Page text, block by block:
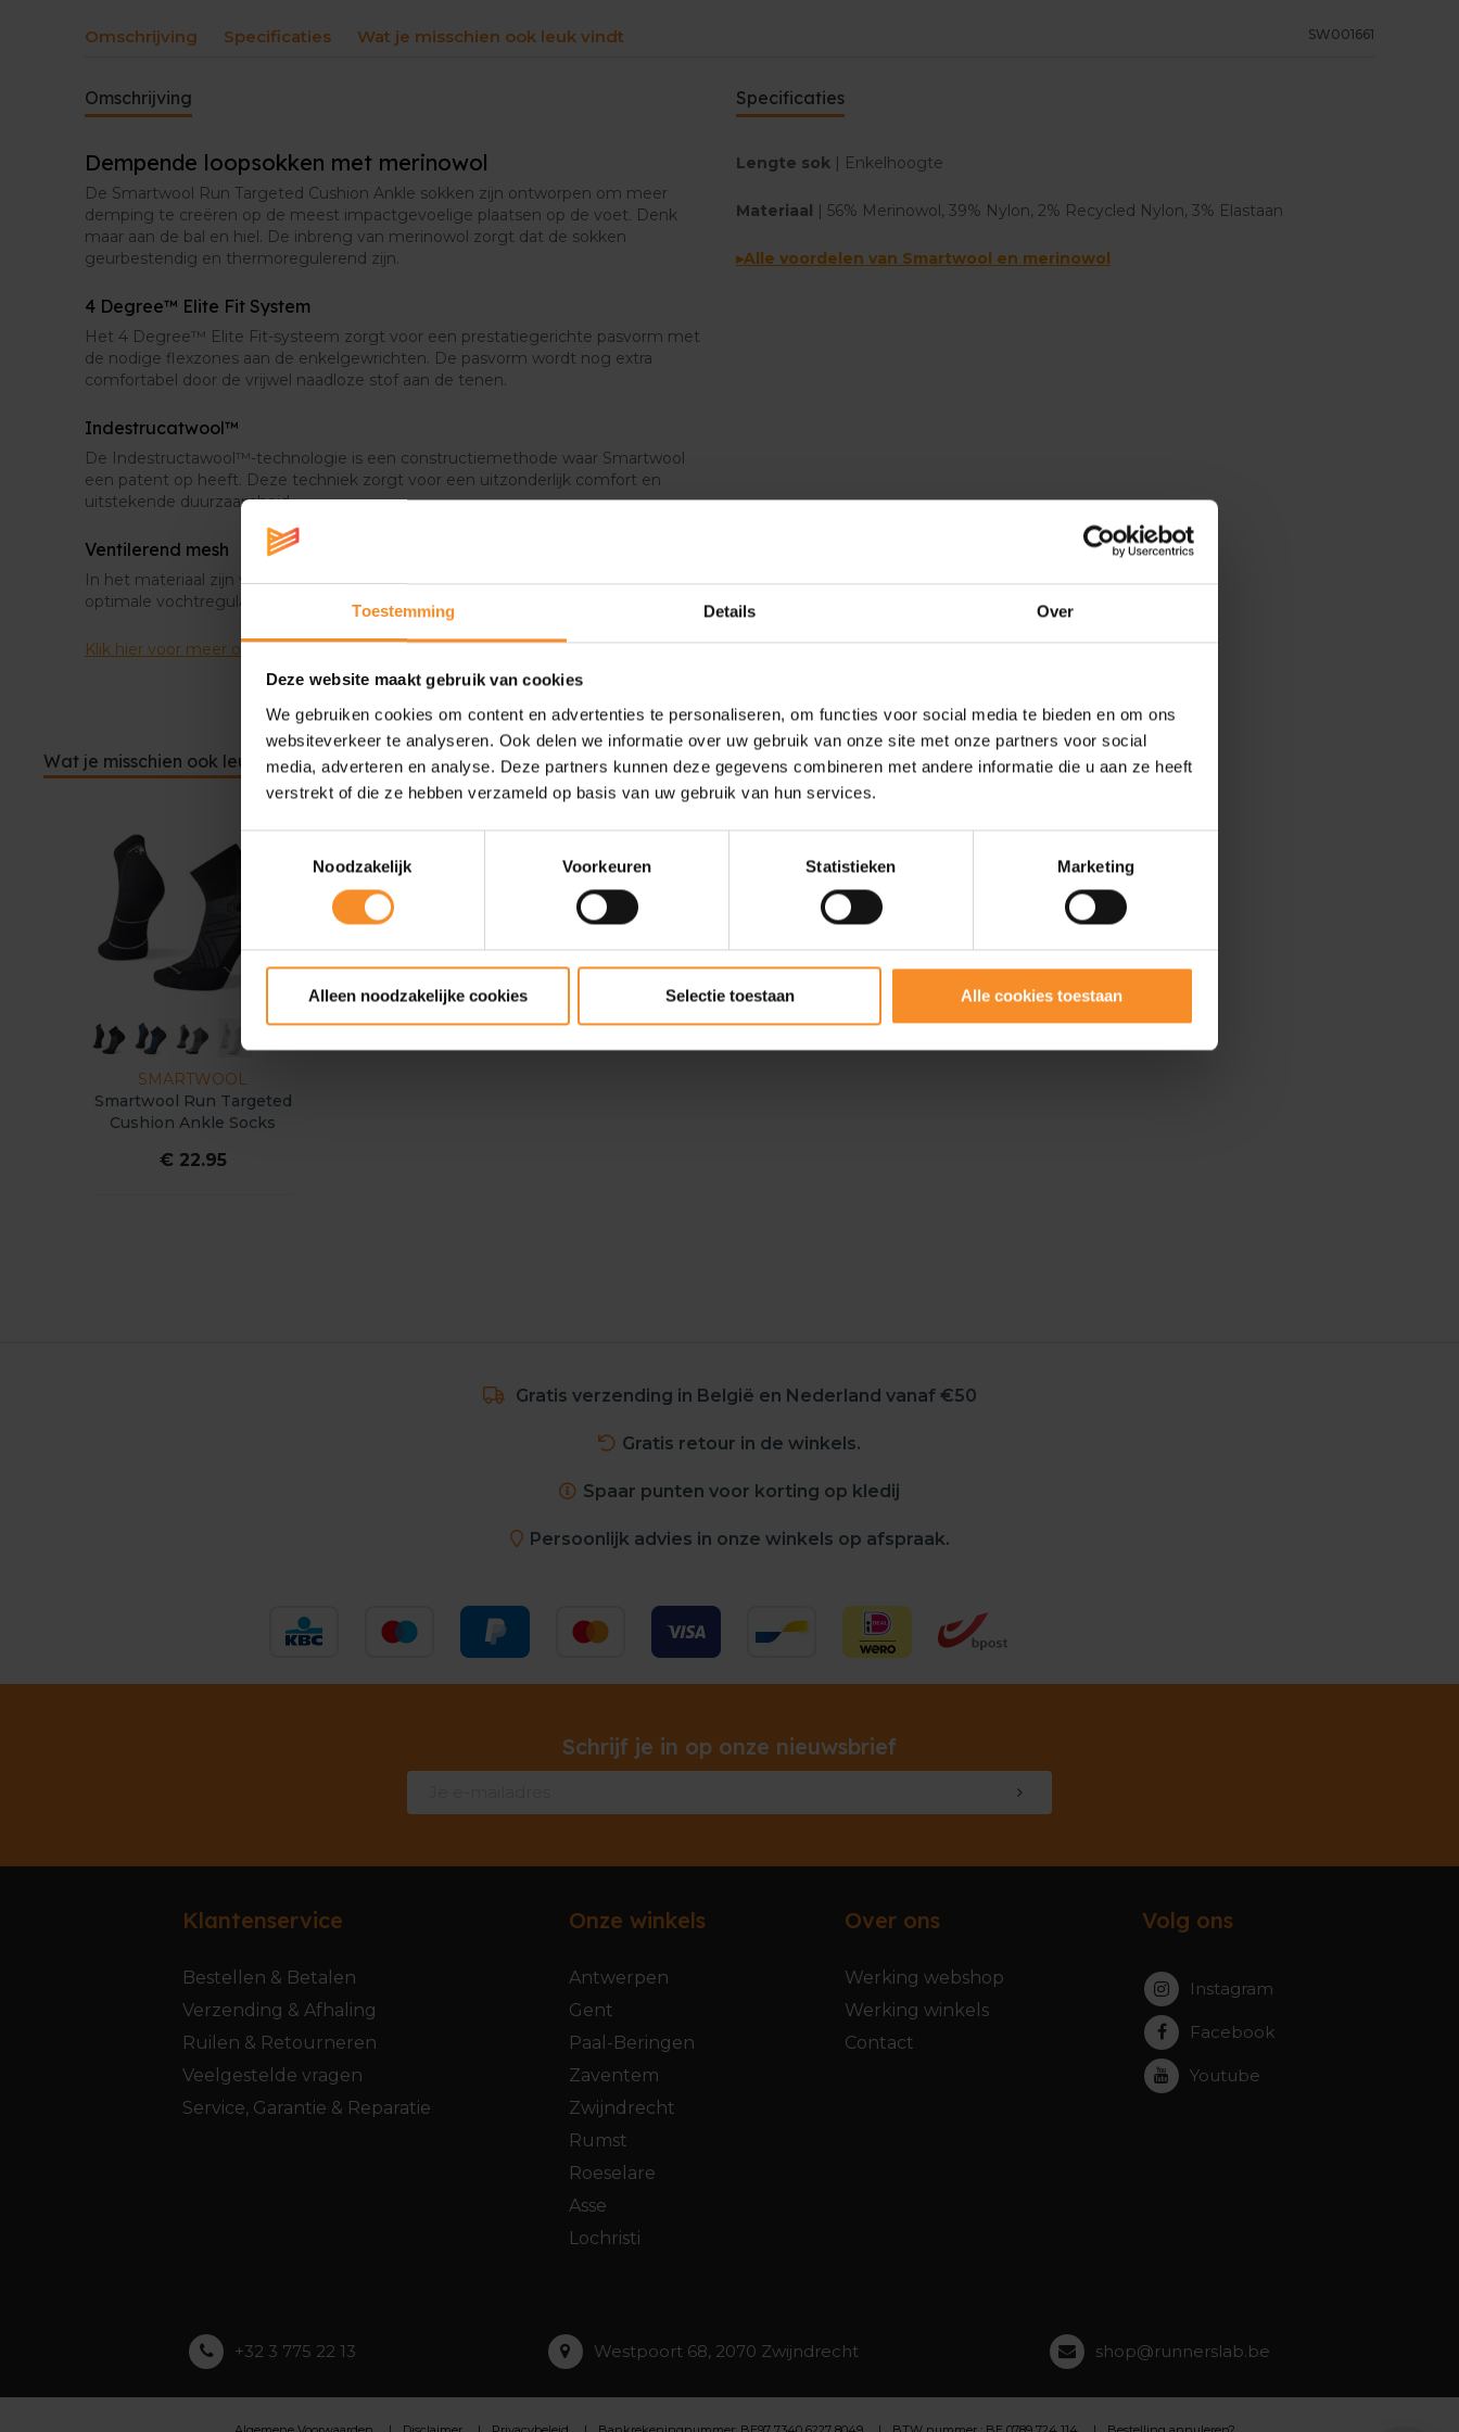
Toestemming Details Over
Deze website maakt gebruik van cookies
We gebruiken cookies om content en advertenties te personaliseren, om functies voor social media te bieden en om ons
websiteverkeer te analyseren. Ook delen we informatie over uw gebruik van onze site met onze partners voor social
media, adverteren en analyse. Deze partners kunnen deze gegevens combineren met andere informatie die u aan ze heeft
verstrekt of die ze hebben verzameld op basis van uw gebruik van hun services.
Noodzakelijk
Voorkeuren Statistieken Marketing
Alleen noodzakelijke cookies Selectie toestaan Alle cookies toestaan
Omschrijving Specificaties Wat je misschien ook leuk vindt SW001661
Omschrijving
Dempende loopsokken met merinowol
De Smartwool Run Targeted Cushion Ankle sokken zijn ontworpen om meer
demping te creëren op de meest impactgevoelige plaatsen op de voet. Denk
maar aan de bal en hiel. De inbreng van merinowol zorgt dat de sokken
geurbestendig en thermoregulerend zijn.
4 Degree™ Elite Fit System
Het 4 Degree™ Elite Fit-systeem zorgt voor een prestatiegerichte pasvorm met
de nodige flexzones aan de enkelgewrichten. De pasvorm wordt nog extra
comfortabel door de vrijwel naadloze stof aan de tenen.
Indestrucatwool™
De Indestructawool™-technologie is een constructiemethode waar Smartwool
een patent op heeft. Deze techniek zorgt voor een uitzonderlijk comfort en
uitstekende duurzaamheid.
Ventilerend mesh
In het materiaal zijn ventilatiezones voorzien. Hierdoor kan je rekenen op een
optimale vochtregulatie en is het ademend vermogen maximaal.
Klik hier voor meer over Smartwool.
Specificaties
Lengte sok | Enkelhoogte
Materiaal | 56% Merinowol, 39% Nylon, 2% Recycled Nylon, 3% Elastaan
▸Alle voordelen van Smartwool en merinowol
Wat je misschien ook leuk vindt
SMARTWOOL
Smartwool Run Targeted
Cushion Ankle Socks
€ 22.95
Gratis verzending in België en Nederland vanaf €50
Gratis retour in de winkels.
Spaar punten voor korting op kledij
Persoonlijk advies in onze winkels op afspraak.
Schrijf je in op onze nieuwsbrief
Klantenservice
Bestellen & Betalen
Verzending & Afhaling
Ruilen & Retourneren
Veelgestelde vragen
Service, Garantie & Reparatie
Onze winkels
Antwerpen
Gent
Paal-Beringen
Zaventem
Zwijndrecht
Rumst
Roeselare
Asse
Lochristi
Over ons
Werking webshop
Werking winkels
Contact
Volg ons
Instagram
Facebook
Youtube
+32 3 775 22 13 Westpoort 68, 2070 Zwijndrecht shop@runnerslab.be